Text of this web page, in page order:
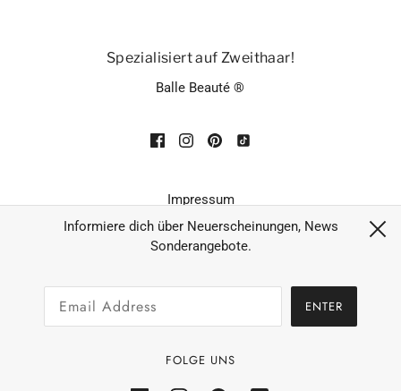
Spezialisiert auf Zweithaar!
Balle Beauté ®
Impressum
Datenschutz
AGB´s
Zahlungsarten & Versand
Rückerstattungsrichtlinie
Informiere dich über Neuerscheinungen, News
Sonderangebote.
ENTER
FOLGE UNS